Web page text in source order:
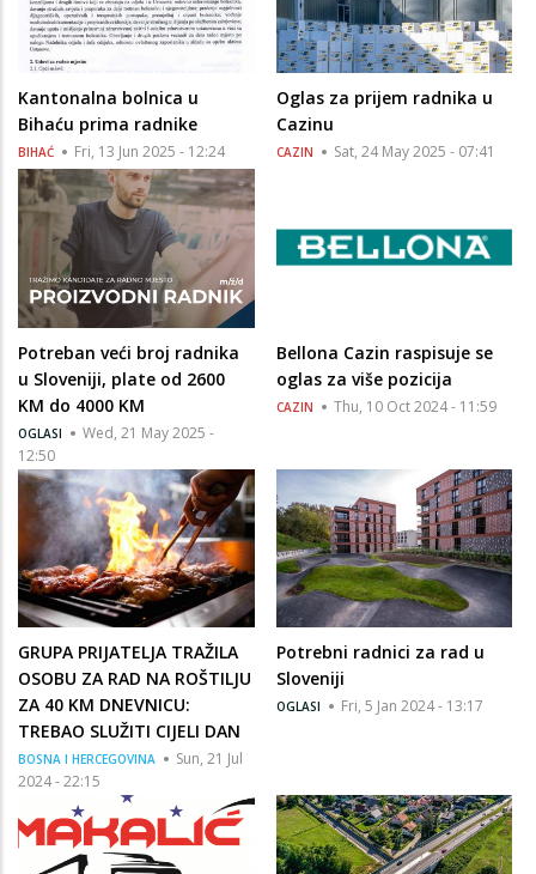
Kantonalna bolnica u
Bihaću prima radnike
BIHAĆ Fri, 13 Jun 2025 - 12:24
Oglas za prijem radnika u
Cazinu
CAZIN Sat, 24 May 2025 - 07:41
Potreban veći broj radnika
u Sloveniji, plate od 2600
KM do 4000 KM
OGLASI
Wed, 21 May 2025 -
12:50
Bellona Cazin raspisuje se
oglas za više pozicija
CAZIN Thu, 10 Oct 2024 - 11:59
GRUPA PRIJATELJA TRAŽILA
OSOBU ZA RAD NA ROŠTILJU
ZA 40 KM DNEVNICU:
TREBAO SLUŽITI CIJELI DAN
BOSNA I HERCEGOVINA
Sun, 21 Jul
2024 - 22:15
Potrebni radnici za rad u
Sloveniji
OGLASI Fri, 5 Jan 2024 - 13:17